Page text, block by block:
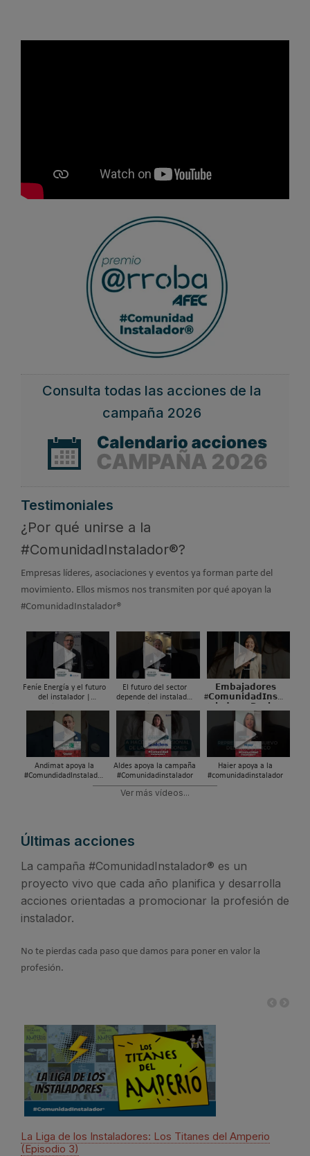
Consulta todas las acciones de la
campaña 2026
Testimoniales
¿Por qué unirse a la
#ComunidadInstalador®?
Empresas líderes, asociaciones y eventos ya forman parte del
movimiento. Ellos mismos nos transmiten por qué apoyan la
#ComunidadInstalador®
Feníe Energía y el futuro
del instalador |
El futuro del sector
depende del instalador
𝗘𝗺𝗯𝗮𝗷𝗮𝗱𝗼𝗿𝗲𝘀
#𝗖𝗼𝗺𝘂𝗻𝗶𝗱𝗮𝗱𝗜𝗻𝘀𝘁𝗮
𝗠𝗮𝗿𝗰𝗵𝗲𝘀𝗮𝗻𝗼
Andimat apoya la
#ComundidadInstalador
Aldes apoya la campaña
#Comunidadinstalador
Haier apoya a la
#comunidadinstalador
Ver más vídeos...
Últimas acciones
La campaña #ComunidadInstalador® es un
proyecto vivo que cada año planifica y desarrolla
acciones orientadas a promocionar la profesión de
instalador.
No te pierdas cada paso que damos para poner en valor la
profesión.
La Liga de los Instaladores: Los Titanes del Amperio
(Episodio 3)